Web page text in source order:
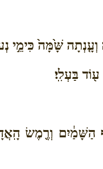
שָּׁ֙מָּה֙ כִּימֵ֣י
בַּעְלִֽי׃
הַשָּׁמַ֔יִם וְרֶ֖מֶשׂ